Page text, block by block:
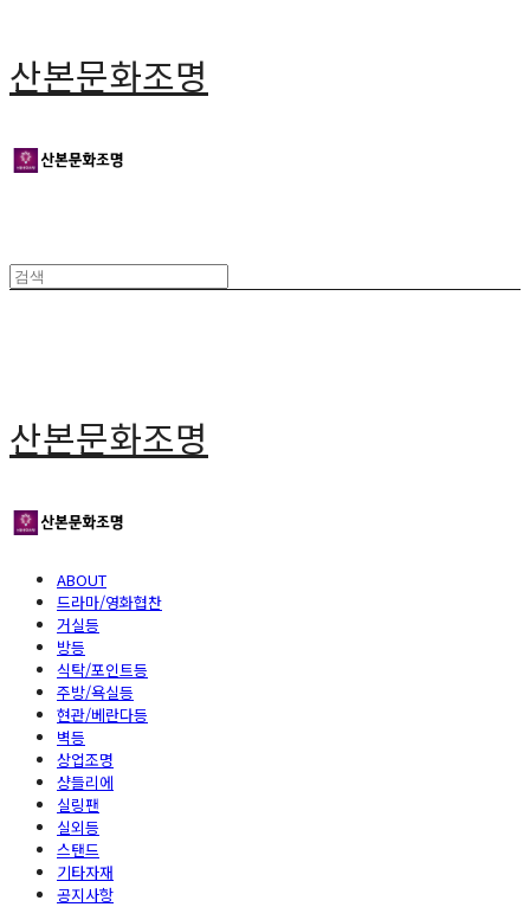
산본문화조명
산본문화조명
ABOUT
드라마/영화협찬
거실등
방등
식탁/포인트등
주방/욕실등
현관/베란다등
벽등
상업조명
샹들리에
실링팬
실외등
스탠드
기타자재
공지사항